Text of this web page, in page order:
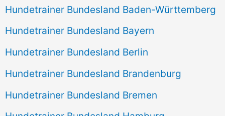
Hundetrainer Bundesland Baden-Württemberg
Hundetrainer Bundesland Bayern
Hundetrainer Bundesland Berlin
Hundetrainer Bundesland Brandenburg
Hundetrainer Bundesland Bremen